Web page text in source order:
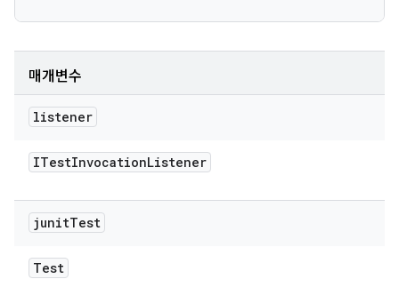
매개변수
listener
ITestInvocationListener
junitTest
Test